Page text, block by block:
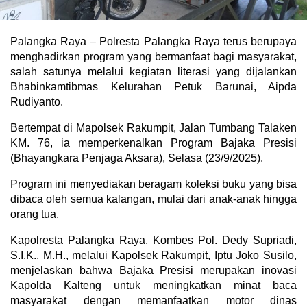
Palangka Raya – Polresta Palangka Raya terus berupaya
menghadirkan program yang bermanfaat bagi masyarakat,
salah satunya melalui kegiatan literasi yang dijalankan
Bhabinkamtibmas Kelurahan Petuk Barunai, Aipda
Rudiyanto.
Bertempat di Mapolsek Rakumpit, Jalan Tumbang Talaken
KM. 76, ia memperkenalkan Program Bajaka Presisi
(Bhayangkara Penjaga Aksara), Selasa (23/9/2025).
Program ini menyediakan beragam koleksi buku yang bisa
dibaca oleh semua kalangan, mulai dari anak-anak hingga
orang tua.
Kapolresta Palangka Raya, Kombes Pol. Dedy Supriadi,
S.I.K., M.H., melalui Kapolsek Rakumpit, Iptu Joko Susilo,
menjelaskan bahwa Bajaka Presisi merupakan inovasi
Kapolda Kalteng untuk meningkatkan minat baca
masyarakat dengan memanfaatkan motor dinas